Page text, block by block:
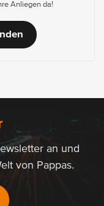
Anliegen da!
an und
von Pappas.